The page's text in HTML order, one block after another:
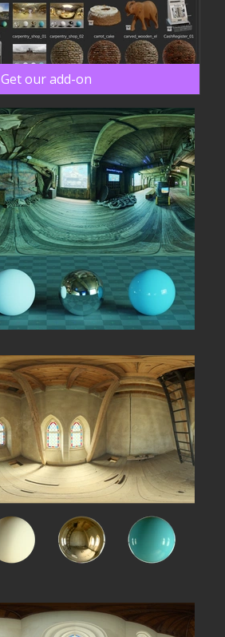
Get our add-on